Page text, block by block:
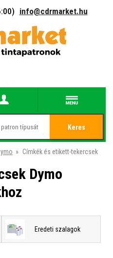
info@cdrmarket.hu
Keres
» Címkék és etikett-tekercsek
Dymo
Eredeti szalagok